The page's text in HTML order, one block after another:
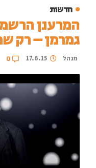
חדשות
המרענן
גמרמן – רק
מנהל 17.6.15
0